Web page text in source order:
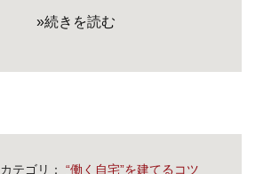
»続きを読む
カテゴリ： “働く自宅”を建てるコツ